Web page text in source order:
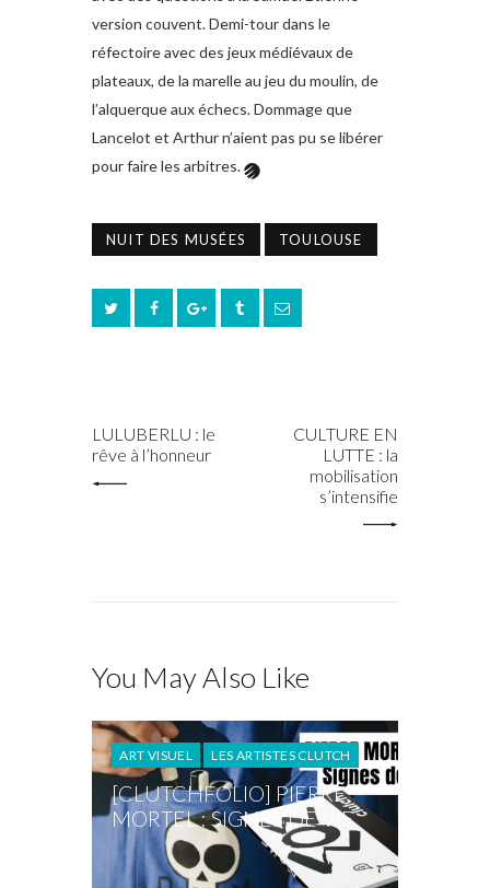
version couvent. Demi-tour dans le
réfectoire avec des jeux médiévaux de
plateaux, de la marelle au jeu du moulin, de
l’alquerque aux échecs. Dommage que
Lancelot et Arthur n’aient pas pu se libérer
pour faire les arbitres.
NUIT DES MUSÉES TOULOUSE
LULUBERLU : le
rêve à l’honneur
CULTURE EN
LUTTE : la
mobilisation
s’intensifie
You May Also Like
ART VISUEL LES ARTISTES CLUTCH
[CLUTCHFOLIO] PIERRE
MORTEL : SIGNES DE VIE